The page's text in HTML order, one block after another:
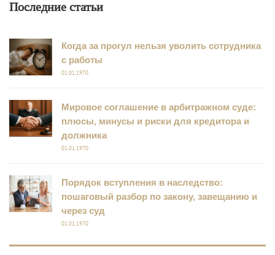
Последние статьи
Когда за прогул нельзя уволить сотрудника
с работы
01.01.1970
Мировое соглашение в арбитражном суде:
плюсы, минусы и риски для кредитора и
должника
01.01.1970
Порядок вступления в наследство:
пошаговый разбор по закону, завещанию и
через суд
01.01.1970